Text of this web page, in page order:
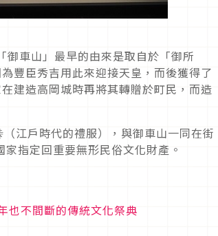
車山」最早的由來是取自於「御所
豐臣秀吉用此來迎接天皇，而後獲得了
建造高岡城時再將其轉贈於町民，而造
江戶時代的禮服），與御車山一同在街
指定回重要無形民俗文化財產。
也不間斷的傳統文化祭典